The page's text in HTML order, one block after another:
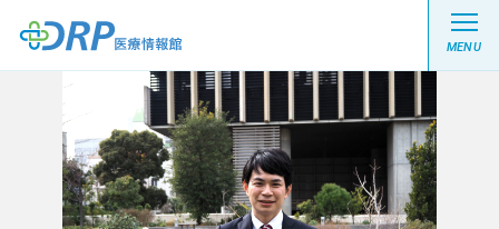
MENU
最新の注目記事